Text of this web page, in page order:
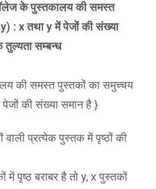
के पुस्तकालय की समस्त
y) : xतथाyमें पेजों की संख्या
तुल्यता सम्बन्ध
की समस्त पुस्तकों का समुच्चय
की संख्या समान है }
वाली प्रत्येक पुस्तक में पृष्ठों की
में पृष्ठ बराबर है तो y, x पुस्तकों